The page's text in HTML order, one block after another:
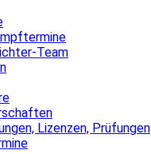
Team
Lizenzen, Prüfungen